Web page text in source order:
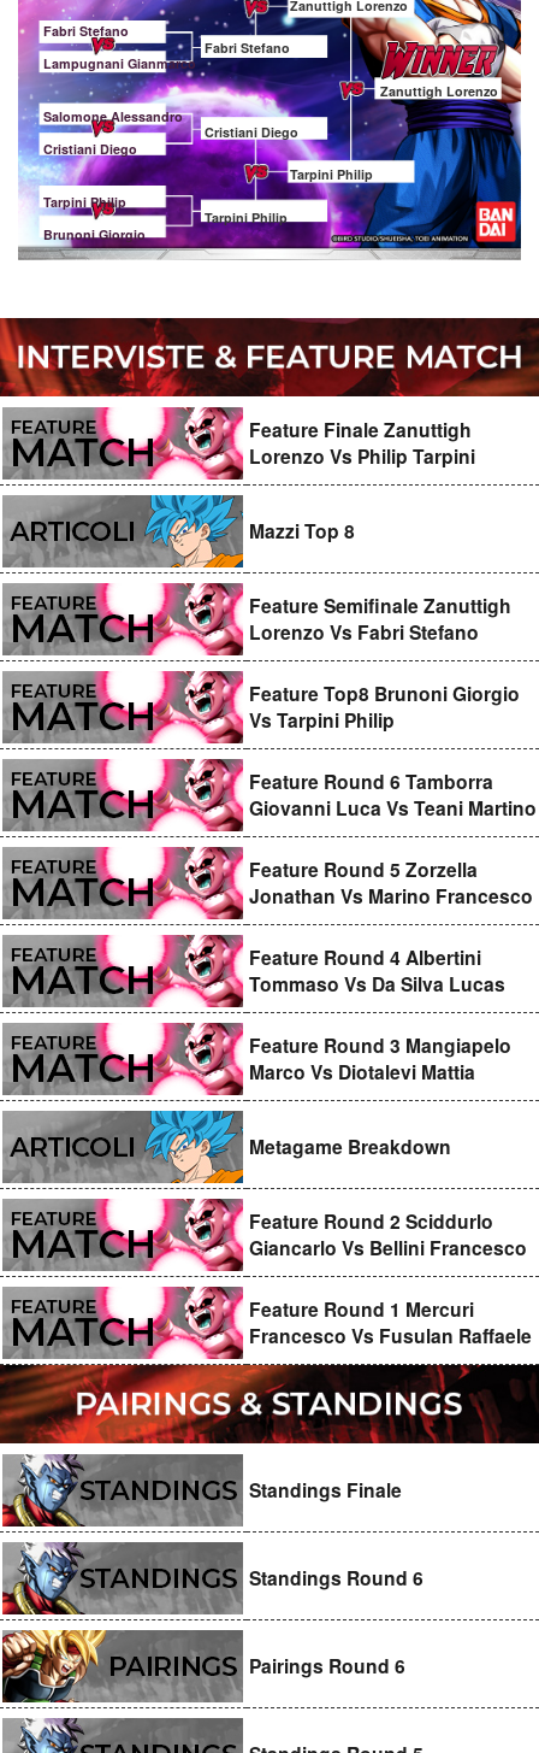
Fabri Stefano
Lampugnani Gianmarco
Salomone Alessandro
Cristiani Diego
Tarpini Philip
Brunoni Giorgio
Fabri Stefano
Cristiani Diego
Tarpini Philip
Zanuttigh Lorenzo
Tarpini Philip
Zanuttigh Lorenzo
Feature Finale Zanuttigh
Lorenzo Vs Philip Tarpini
Mazzi Top 8
Feature Semifinale Zanuttigh
Lorenzo Vs Fabri Stefano
Feature Top8 Brunoni Giorgio
Vs Tarpini Philip
Feature Round 6 Tamborra
Giovanni Luca Vs Teani Martino
Feature Round 5 Zorzella
Jonathan Vs Marino Francesco
Feature Round 4 Albertini
Tommaso Vs Da Silva Lucas
Feature Round 3 Mangiapelo
Marco Vs Diotalevi Mattia
Metagame Breakdown
Feature Round 2 Sciddurlo
Giancarlo Vs Bellini Francesco
Feature Round 1 Mercuri
Francesco Vs Fusulan Raffaele
Standings Finale
Standings Round 6
Pairings Round 6